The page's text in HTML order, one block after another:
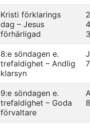
Kristi förklarings
dag – Jesus
förhärligad
8:e söndagen e.
trefaldighet – Andlig
klarsyn
9:e söndagen e.
trefaldighet – Goda
förvaltare